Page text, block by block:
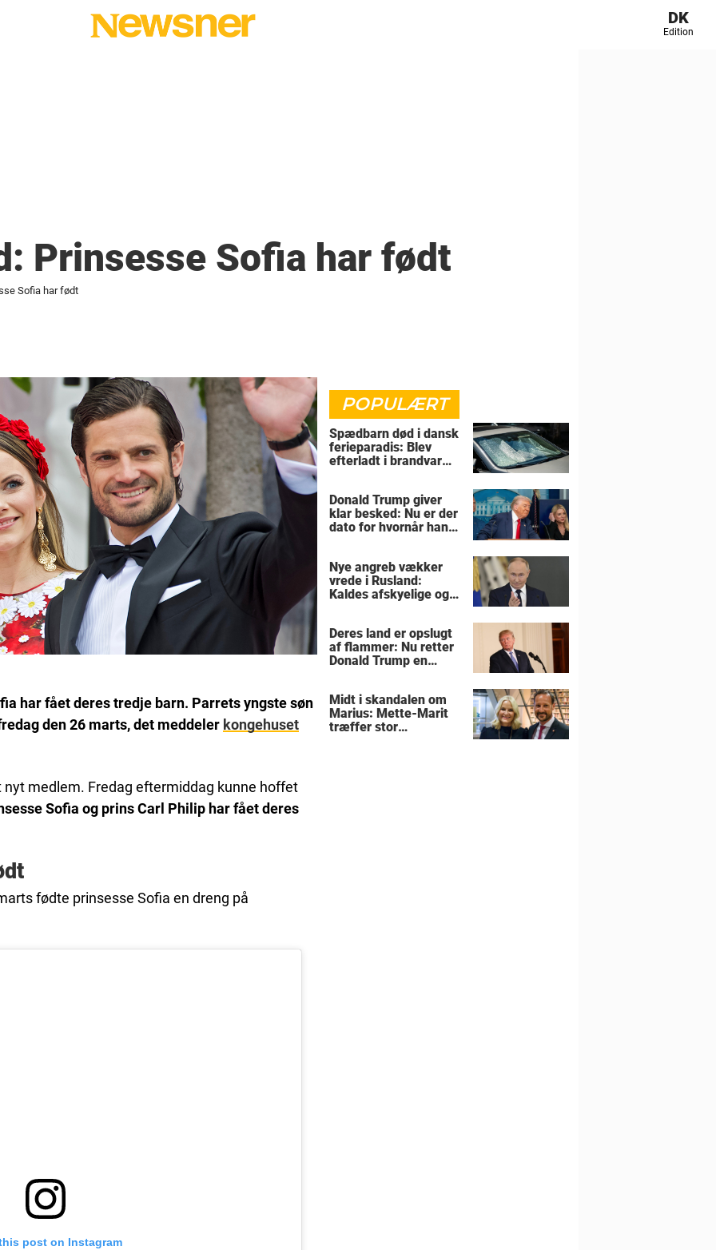
DK
Edition
Prinsesse Sofia har født
Sofia har født
har fået deres tredje barn. Parrets yngste søn
den 26 marts, det meddeler kongehuset
medlem. Fredag eftermiddag kunne hoffet
Sofia og prins Carl Philip har fået deres
fødte prinsesse Sofia en dreng på
post on Instagram
POPULÆRT
Spædbarn død i dansk
ferieparadis: Blev
efterladt i brandvarm
Donald Trump giver
klar besked: Nu er der
dato for hvornår han
Nye angreb vækker
vrede i Rusland:
Kaldes afskyelige og
Deres land er opslugt
af flammer: Nu retter
Donald Trump en
Midt i skandalen om
Marius: Mette-Marit
træffer stor